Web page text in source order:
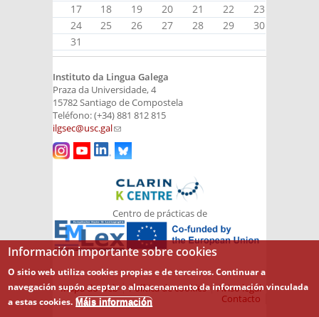
17
18 19 20 21 22
23
24
25 26 27 28 29
30
31
Instituto da Lingua Galega
Praza da Universidade, 4
15782 Santiago de Compostela
Teléfono: (+34) 881 812 815
ilgsec@usc.gal(link sends e-mail)
Centro de prácticas de
Aviso legal
Política de cookies
Mapa do web
Contacto
Información importante sobre cookies
O sitio web utiliza cookies propias e de terceiros. Continuar a
navegación supón aceptar o almacenamento da información vinculada
a estas cookies. Máis información